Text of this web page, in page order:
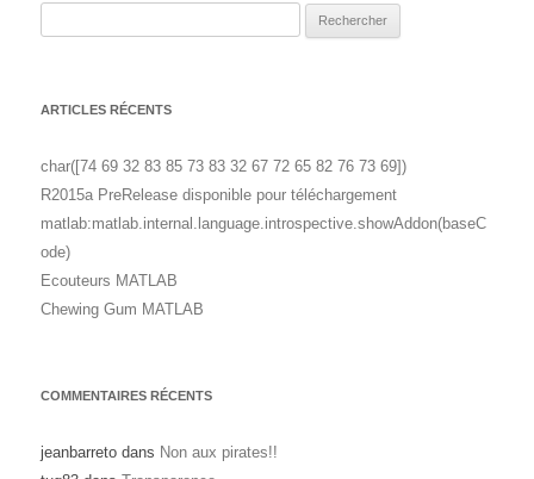
ARTICLES RÉCENTS
char([74 69 32 83 85 73 83 32 67 72 65 82 76 73 69])
R2015a PreRelease disponible pour téléchargement
matlab:matlab.internal.language.introspective.showAddon(baseC
ode)
Ecouteurs MATLAB
Chewing Gum MATLAB
COMMENTAIRES RÉCENTS
jeanbarreto dans Non aux pirates!!